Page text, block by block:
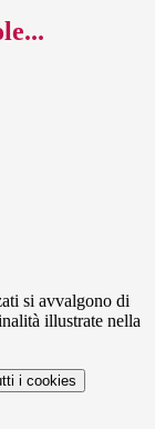
si avvalgono di
illustrate nella
i cookies